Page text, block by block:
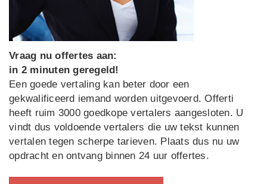
Vraag nu offertes aan:
in 2 minuten geregeld!
Een goede vertaling kan beter door een
gekwalificeerd iemand worden uitgevoerd. Offerti
heeft ruim 3000 goedkope vertalers aangesloten. U
vindt dus voldoende vertalers die uw tekst kunnen
vertalen tegen scherpe tarieven. Plaats dus nu uw
opdracht en ontvang binnen 24 uur offertes.